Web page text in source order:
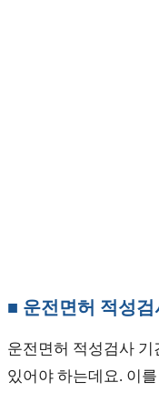
■ 운전면허 적성검
운전면허 적성검사
있어야 하는데요. 이